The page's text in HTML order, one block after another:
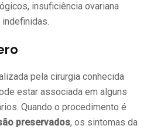
insuficiência ovariana
pela cirurgia conhecida
estar associada em alguns
Quando o procedimento é
preservados, os sintomas da